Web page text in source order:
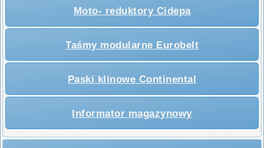
Moto- reduktory Cidepa
Taśmy modularne Eurobelt
Paski klinowe Continental
Informator magazynowy